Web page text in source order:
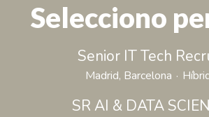
Selecciono
Senior IT Tech
Madrid, Barcelona ·
SR AI & DATA